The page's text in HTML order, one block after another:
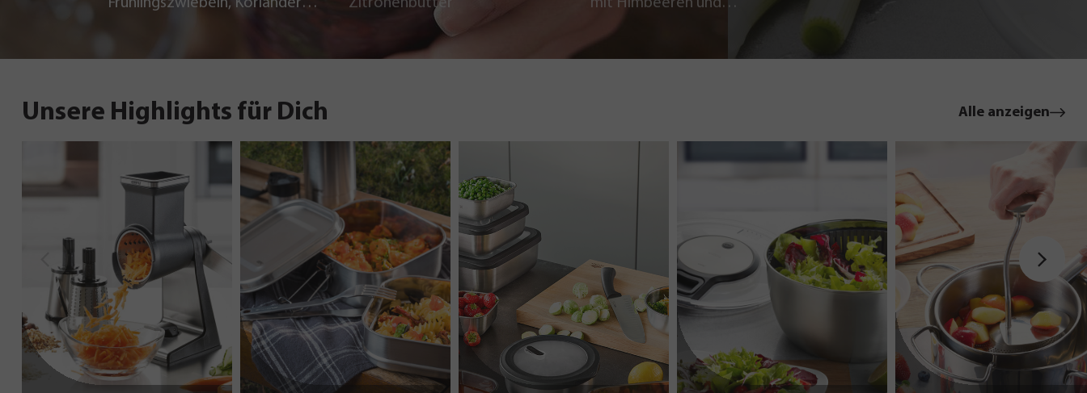
Schokoladencrumble
Unsere Highlights für Dich Alle anzeigen